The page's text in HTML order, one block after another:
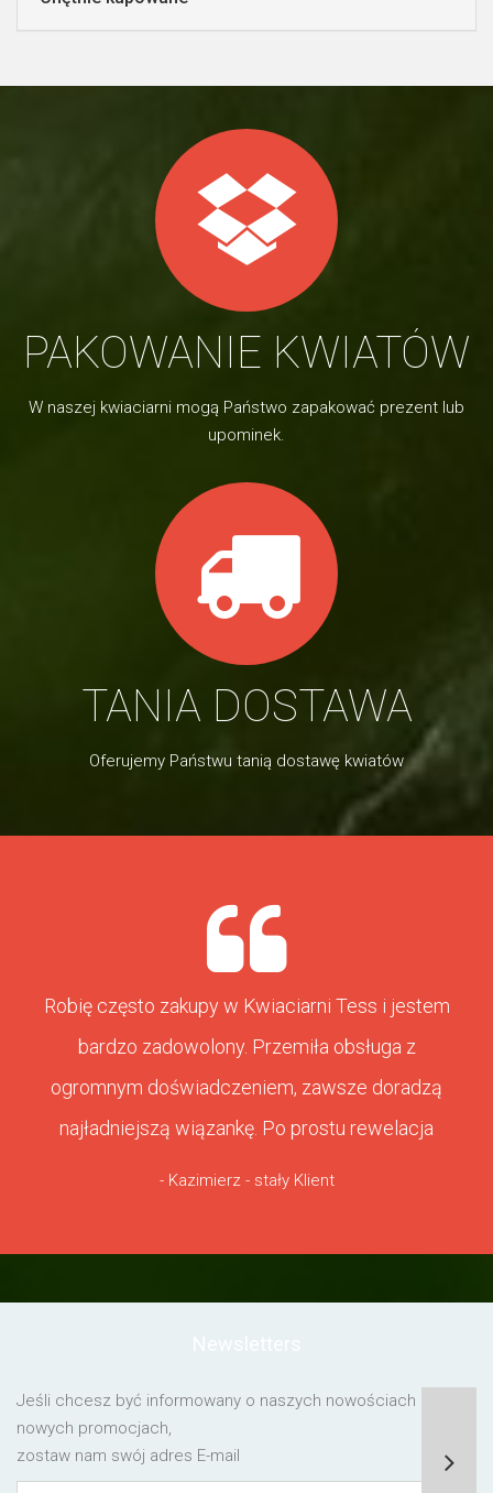
PAKOWANIE KWIATÓW
W naszej kwiaciarni mogą Państwo zapakować prezent lub
upominek.
TANIA DOSTAWA
Oferujemy Państwu tanią dostawę kwiatów
Robię często zakupy w Kwiaciarni Tess i jestem
bardzo zadowolony. Przemiła obsługa z
ogromnym doświadczeniem, zawsze doradzą
najładniejszą wiązankę. Po prostu rewelacja
- Kazimierz - stały Klient
Jeśli chcesz być informowany o naszych nowościach lub o
nowych promocjach,
zostaw nam swój adres E-mail